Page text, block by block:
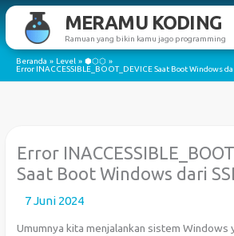
Lewati
konten
MERAMU KODING
Ramuan yang bikin kamu jago programming
Beranda Level
⬢⬡⬡
Error INACCESSIBLE_BOOT_DEVICE Saat Boot Windows
Error
Saat Boot Windows dari
7 Juni 2024
Umumnya kita menjalankan sistem Windows